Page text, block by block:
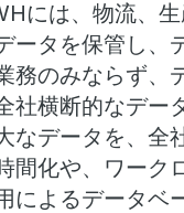
には、物流、
ータを保管し、
務のみならず、
社横断的なデー
なデータを、全
間化や、ワーク
によるデータ